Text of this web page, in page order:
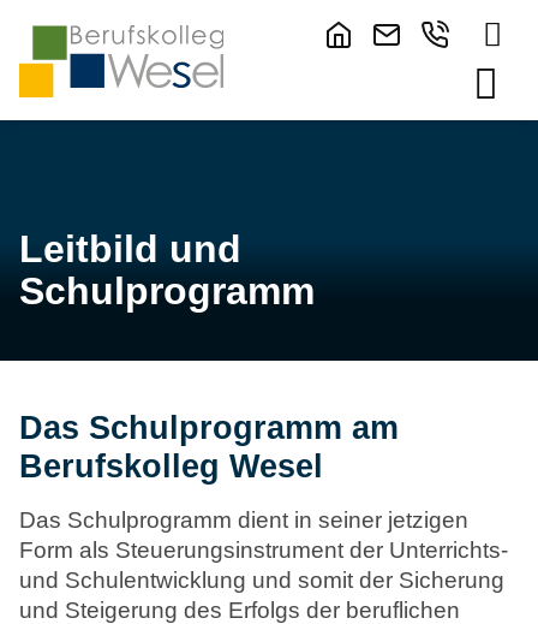
Leitbild und
Schulprogramm
Das Schulprogramm am
Berufskolleg Wesel
Das Schulprogramm dient in seiner jetzigen
Form als Steuerungsinstrument der Unterrichts-
und Schulentwicklung und somit der Sicherung
und Steigerung des Erfolgs der beruflichen